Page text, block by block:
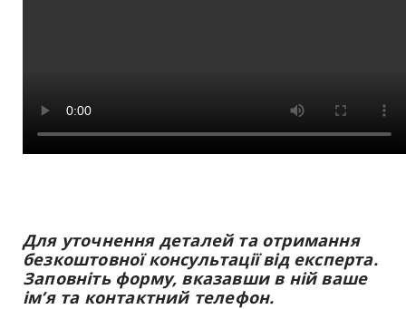
Для уточнення деталей та отримання
безкоштовної консультації від експерта.
Заповніть форму, вказавши в ній ваше
ім’я та контактний телефон.